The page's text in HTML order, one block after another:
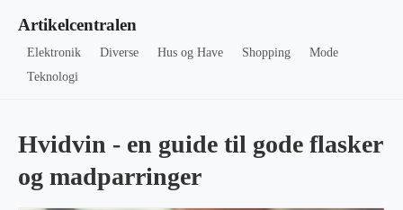
Artikelcentralen
Elektronik Diverse Hus og Have Shopping
Mode
Teknologi
Hvidvin - en guide til gode flasker
og madparringer